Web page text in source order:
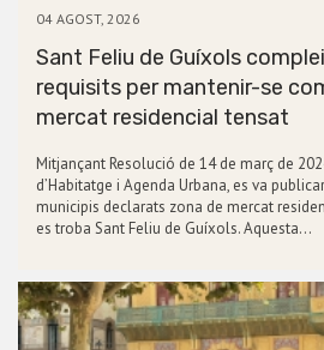
04 AGOST, 2026
Sant Feliu de Guíxols
requisits per mantenir-se
mercat residencial tensat
Mitjançant Resolució de 14 de març de
d’Habitatge i Agenda Urbana, es va
municipis declarats zona de mercat
es troba Sant Feliu de Guíxols. Aquesta…